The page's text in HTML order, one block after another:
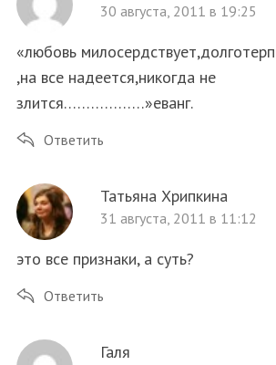
30 августа, 2011 в 19:25
«любовь
,на все надеется,никогда не
злится………………»еванг.
Ответить
Татьяна Хрипкина
31 августа, 2011 в 11:12
это все признаки, а суть?
Ответить
Галя